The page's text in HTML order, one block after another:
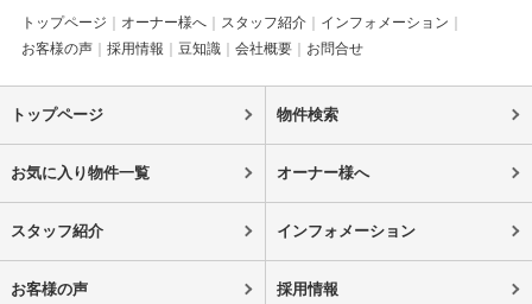
トップページ オーナー様へ スタッフ紹介
インフォメーション
お客様の声
採用情報 豆知識 会社概要 お問合せ
トップページ 物件検索
お気に入り物件一覧 オーナー様へ
スタッフ紹介 インフォメーション
お客様の声 採用情報